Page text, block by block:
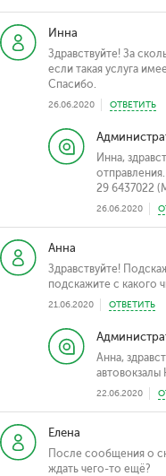
Инна
Здравствуйте! За
если такая услуга
Спасибо.
26.06.2020 ОТВЕТИТЬ
Инна,
29 6437022
26.06.2020
Анна
Здравствуйте!
подскажите с какого
21.06.2020 ОТВЕТИТЬ
Анна,
автовокзалы
22.06.2020
Елена
После сообщения о
ждать чего-то ещё?